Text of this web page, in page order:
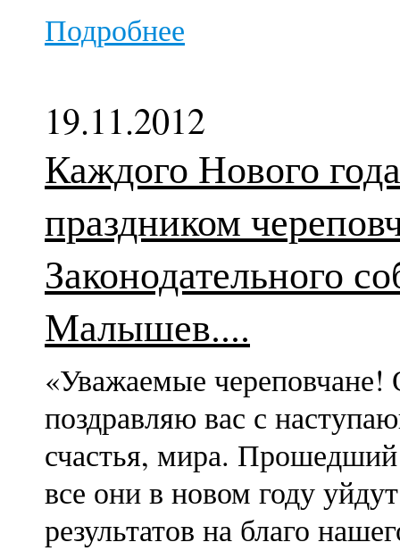
Подробнее
19.11.2012
Каждого Нового
праздником
Законодательного
Малышев....
«Уважаемые череповчане!
поздравляю вас с
счастья, мира.
все они в новом году
результатов на благо